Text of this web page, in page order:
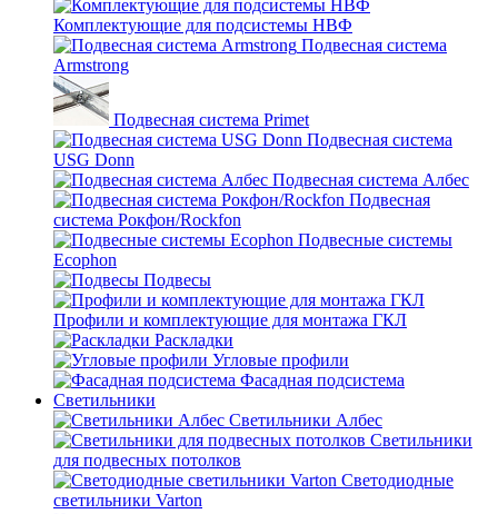
Комплектующие для подсистемы НВФ
Подвесная система
Armstrong
Подвесная система Primet
Подвесная система
USG Donn
Подвесная система Албес
Подвесная
система Рокфон/Rockfon
Подвесные системы
Ecophon
Подвесы
Профили и комплектующие для монтажа ГКЛ
Раскладки
Угловые профили
Фасадная подсистема
Светильники
Светильники Албес
Светильники
для подвесных потолков
Светодиодные
светильники Varton